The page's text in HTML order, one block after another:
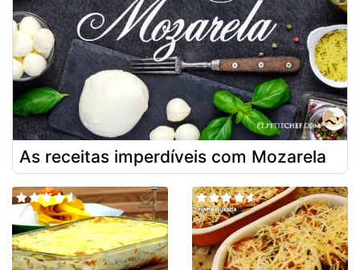
As receitas imperdíveis com Mozarela